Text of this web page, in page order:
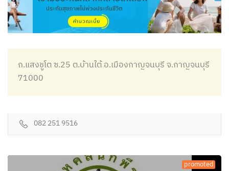
ถ.แสงชูโต ซ.25 ต.บ้านใต้ อ.เมืองกาญจนบุรี จ.กาญจนบุรี
71000
082 251 9516
promoted